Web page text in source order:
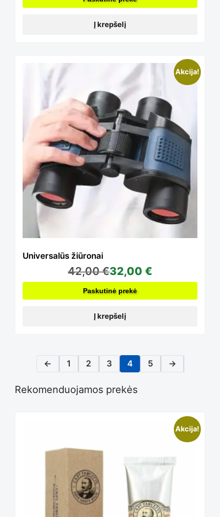
Į krepšelį
Akcija!
Universalūs žiūronai
42,00€32,00 €
Paskutinė prekė
Į krepšelį
← 1 2 3 4 5 →
Rekomenduojamos prekės
Akcija!